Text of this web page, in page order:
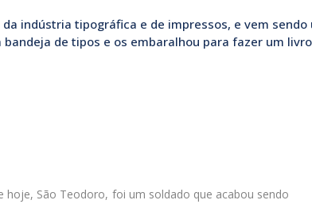
indústria tipográfica e de impressos, e vem sendo
de tipos e os embaralhou para fazer um
hoje, São Teodoro, foi um soldado que acabou sendo